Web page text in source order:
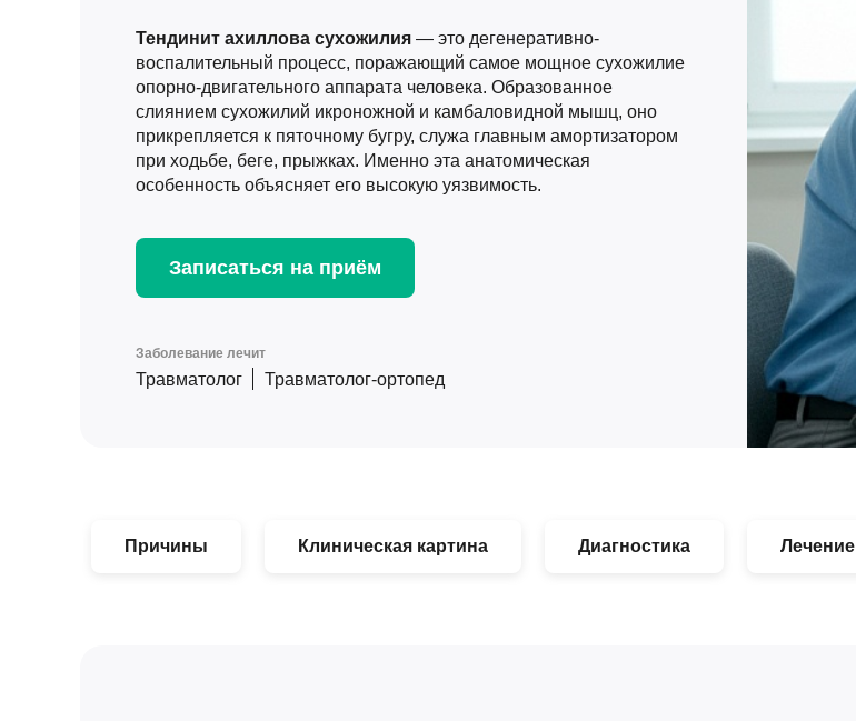
Тендинит ахиллова сухожилия — это дегенеративно-
воспалительный процесс, поражающий самое мощное сухожилие
опорно-двигательного аппарата человека. Образованное
слиянием сухожилий икроножной и камбаловидной мышц, оно
прикрепляется к пяточному бугру, служа главным амортизатором
при ходьбе, беге, прыжках. Именно эта анатомическая
особенность объясняет его высокую уязвимость.
Записаться на приём
Заболевание лечит
Травматолог Травматолог-ортопед
Причины Клиническая картина Диагностика Лечение